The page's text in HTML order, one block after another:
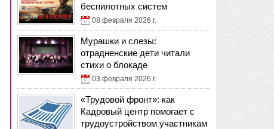
беспилотных систем
08 февраля 2026 г.
Мурашки и слезы:
отрадненские дети читали
стихи о блокаде
03 февраля 2026 г.
«Трудовой фронт»: как
Кадровый центр помогает с
трудоустройством участникам